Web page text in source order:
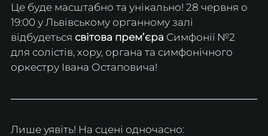
Це буде масштабно та унікально! 28 червня о
19:00 у Львівському органному залі
відбудеться світова премʼєра Симфонії №2
для солістів, хору, органа та симфонічного
оркестру Івана Остаповича!
Лише уявіть! На сцені одночасно: